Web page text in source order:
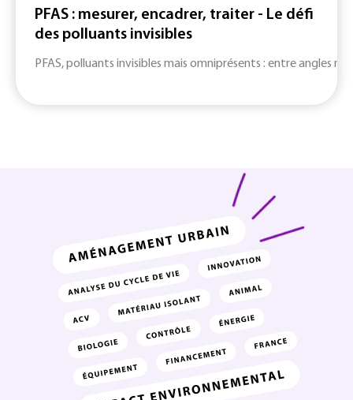
PFAS : mesurer, encadrer, traiter - Le défi
des polluants invisibles
PFAS, polluants invisibles mais omniprésents : entre angles